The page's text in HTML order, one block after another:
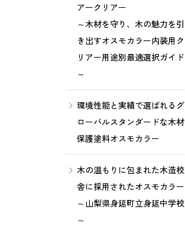
アークリアー
～木材を守り、木の魅力を引
き出すオスモカラー内装用ク
リアー用途別最適選択ガイド
～
環境性能と実績で選ばれるグ
ローバルスタンダードな木材
保護塗料オスモカラー
木の温もりに包まれた木造校
舎に採用されたオスモカラー
～山梨県身延町立身延中学校
～